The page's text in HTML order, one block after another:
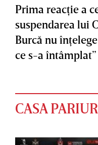
Prima reacţie a
suspendarea lui
Burcă nu
ce s-a întâmplat”
CASA